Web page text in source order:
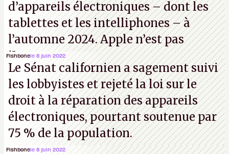
d’appareils électroniques – dont les
tablettes et les intelliphones – à
l’automne 2024. Apple n’est pas
iJouasse.
Fishbonele 8 juin 2022
Le Sénat californien a sagement suivi
les lobbyistes et rejeté la loi sur le
droit à la réparation des appareils
électroniques, pourtant soutenue par
75 % de la population.
Fishbonele 8 juin 2022